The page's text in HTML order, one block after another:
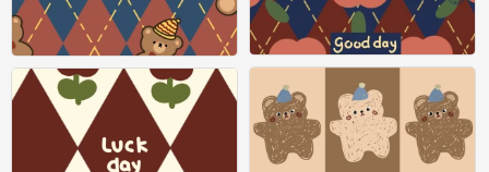
圣诞节壁纸
0
圣诞节壁纸